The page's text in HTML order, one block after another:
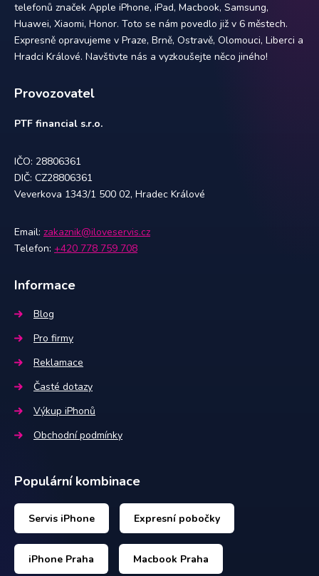
telefonů značek Apple iPhone, iPad, Macbook, Samsung,
Huawei, Xiaomi, Honor. Toto se nám povedlo již v 6 městech.
Expresně opravujeme v Praze, Brně, Ostravě, Olomouci, Liberci a
Hradci Králové. Navštivte nás a vyzkoušejte něco jiného!
Provozovatel
PTF financial s.r.o.
IČO: 28806361
DIČ: CZ28806361
Veverkova 1343/1 500 02, Hradec Králové
Email: zakaznik@iloveservis.cz
Telefon: +420 778 759 708
Informace
Blog
Pro firmy
Reklamace
Časté dotazy
Výkup iPhonů
Obchodní podmínky
Populární kombinace
Servis iPhone Expresní pobočky
iPhone Praha Macbook Praha